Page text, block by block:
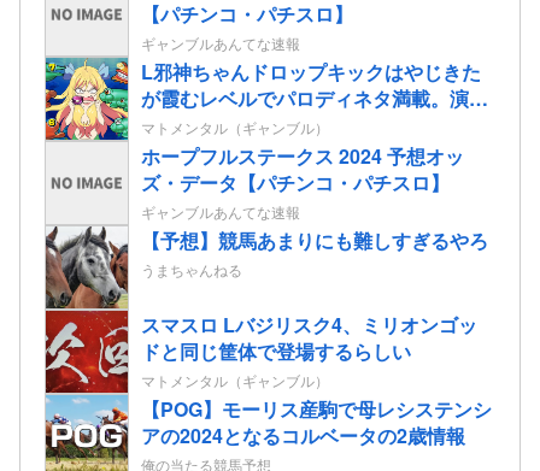
【パチンコ・パチスロ】
ギャンブルあんてな速報
L邪神ちゃんドロップキックはやじきた
が霞むレベルでパロディネタ満載。演出
面白いのに台がキツいよ…
マトメンタル（ギャンブル）
ホープフルステークス 2024 予想オッ
ズ・データ【パチンコ・パチスロ】
ギャンブルあんてな速報
【予想】競馬あまりにも難しすぎるやろ
うまちゃんねる
スマスロ Lバジリスク4、ミリオンゴッ
ドと同じ筐体で登場するらしい
マトメンタル（ギャンブル）
【POG】モーリス産駒で母レシステンシ
アの2024となるコルベータの2歳情報
俺の当たる競馬予想